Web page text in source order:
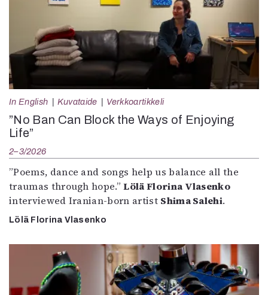
In English Kuvataide Verkkoartikkeli
”No Ban Can Block the Ways of Enjoying
Life”
2–3/2026
”Poems, dance and songs help us balance all the
traumas through hope.”Lölä Florina Vlasenko
interviewed Iranian-born artist Shima Salehi.
Lölä Florina Vlasenko